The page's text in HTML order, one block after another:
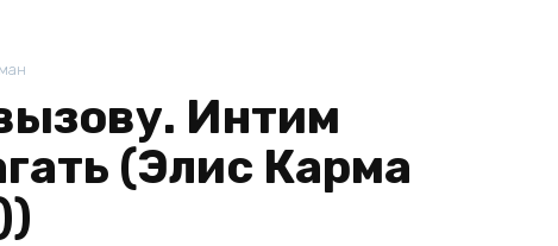
Интим
(Элис Карма